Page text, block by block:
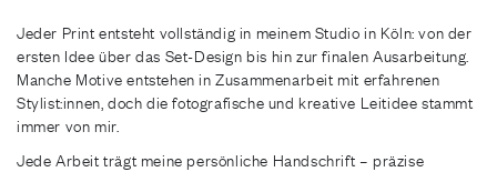
Jeder Print entsteht vollständig in meinem Studio in Köln: von der
ersten Idee über das Set-Design bis hin zur finalen Ausarbeitung.
Manche Motive entstehen in Zusammenarbeit mit erfahrenen
Stylist:innen, doch die fotografische und kreative Leitidee stammt
immer von mir.
Jede Arbeit trägt meine persönliche Handschrift – präzise